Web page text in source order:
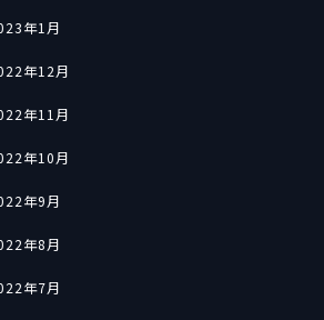
年1月
年12月
年11月
年10月
年9月
年8月
年7月